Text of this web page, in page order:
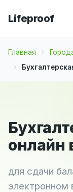
Lifeproof
Главная
онлайн
для сдачи
электронном